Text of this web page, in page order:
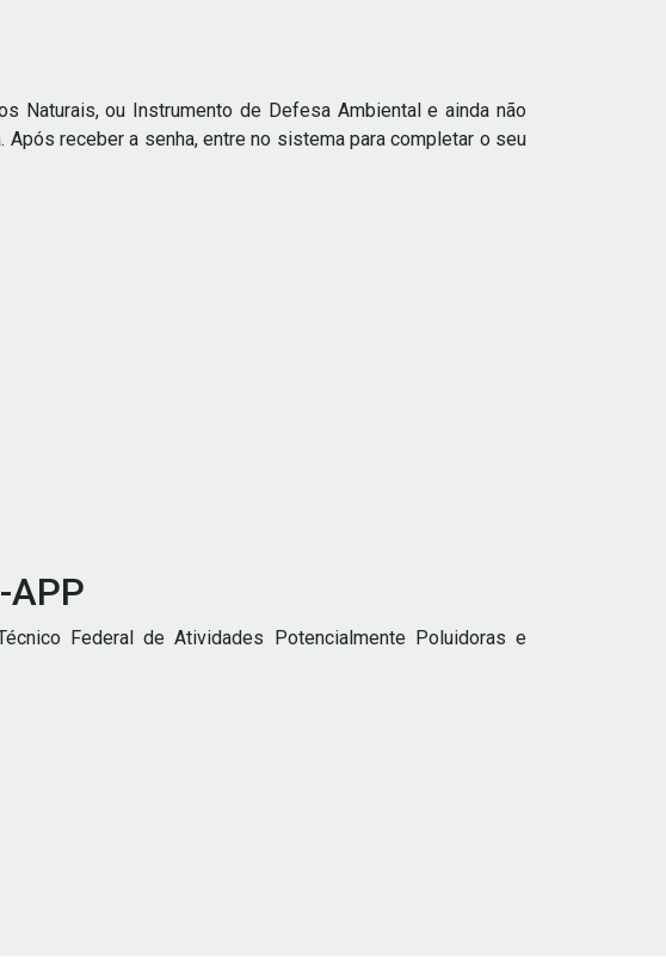
Naturais, ou Instrumento de Defesa Ambiental e ainda não
receber a senha, entre no sistema para completar o seu
Federal de Atividades Potencialmente Poluidoras e